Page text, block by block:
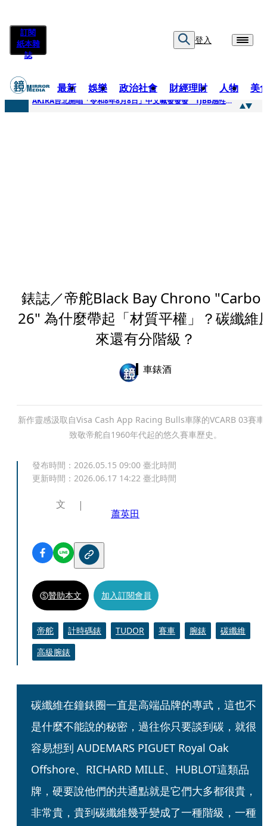
訂閱
紙本雜
誌
登入
最新 娛樂 政治社會 財經理財 人物 美
快訊
AKIRA台北開唱「令和8年8月8日」中文喊發發發 TJBB感性喊「謝謝AKIRA桑」
錶誌／帝舵Black Bay Chrono
26" 為什麼帶起「材質平權」？碳纖維
來還有分階級？
車錶酒
新作靈感汲取自Visa Cash App Racing Bulls車隊的VCARB 03賽車
致敬帝舵自1960年代起的悠久賽車歷史。
發布時間： 2026.05.15 09:00 臺北時間
更新時間： 2026.06.17 14:22 臺北時間
文
蕭英田
贊助本文 加入訂閱會員
帝舵 計時碼錶 TUDOR 賽車 腕錶
碳纖維
高級腕錶
碳纖維在鐘錶圈一直是高端品牌的專武，這也不
是什麼不能說的秘密，過往你只要談到碳，就很
容易想到 AUDEMARS PIGUET Royal Oak
Offshore、RICHARD MILLE、HUBLOT這類品
牌，硬要說他們的共通點就是它們大多都很貴，
非常貴，貴到碳纖維幾乎變成了一種階級，一種